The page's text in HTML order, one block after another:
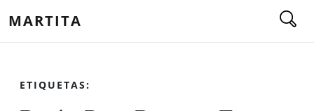
MARTITA
ETIQUETAS: